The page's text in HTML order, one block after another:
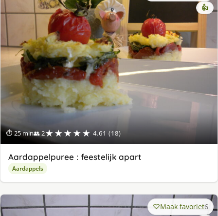
⏱ 25 min👥 2★★★★★ 4.61 (18)
👍
Aardappelpuree : feestelijk apart
Aardappels
Maak favoriet6